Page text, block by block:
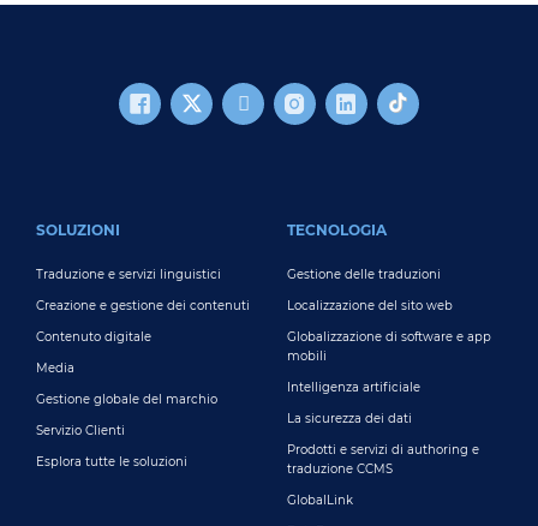
SOLUZIONI
Traduzione e servizi linguistici
Creazione e gestione dei contenuti
Contenuto digitale
Media
Gestione globale del marchio
Servizio Clienti
Esplora tutte le soluzioni
TECNOLOGIA
Gestione delle traduzioni
Localizzazione del sito web
Globalizzazione di software e app
mobili
Intelligenza artificiale
La sicurezza dei dati
Prodotti e servizi di authoring e
traduzione CCMS
GlobalLink